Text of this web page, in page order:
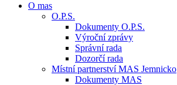
O mas
O.P.S.
Dokumenty O.P.S.
Výroční zprávy
Správní rada
Dozorčí rada
Místní partnerství MAS Jemnicko
Dokumenty MAS